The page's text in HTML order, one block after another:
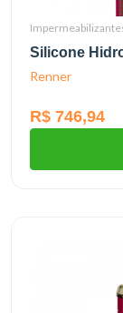
Silicone
Renner
R$ 746,94